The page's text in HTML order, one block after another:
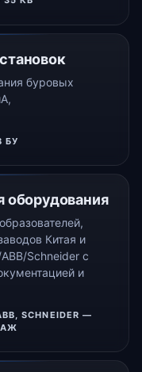
буровых
БУ
оборудования
Китая и
Schneider с
и
SCHNEIDER —